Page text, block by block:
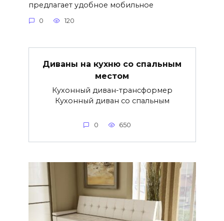
предлагает удобное мобильное
0 120
Диваны на кухню со спальным
местом
Кухонный диван-трансформер
Кухонный диван со спальным
0 650